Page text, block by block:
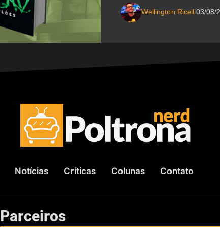
Wellington Ricelli03/08/
Notícias Críticas Colunas Contato
Parceiros